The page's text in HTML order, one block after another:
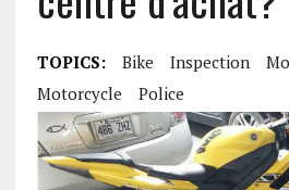
TOPICS: Bike Inspection
Motorcycle
Police